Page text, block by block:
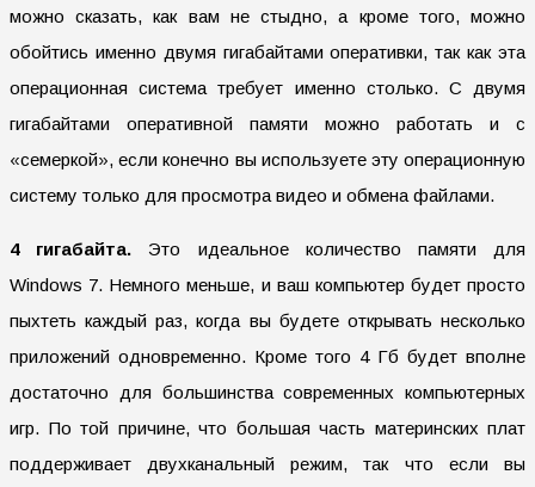
можно сказать, как вам не стыдно, а кроме того, можно
обойтись именно двумя гигабайтами оперативки, так как эта
операционная система требует именно столько. С двумя
гигабайтами оперативной памяти можно работать и с
«семеркой», если конечно вы используете эту операционную
систему только для просмотра видео и обмена файлами.
4 гигабайта. Это идеальное количество памяти для
Windows 7. Немного меньше, и ваш компьютер будет просто
пыхтеть каждый раз, когда вы будете открывать несколько
приложений одновременно. Кроме того 4 Гб будет вполне
достаточно для большинства современных компьютерных
игр. По той причине, что большая часть материнских плат
поддерживает двухканальный режим, так что если вы